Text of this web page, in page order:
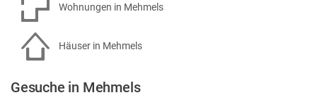
Wohnungen in Mehmels
Häuser in Mehmels
Gesuche in Mehmels